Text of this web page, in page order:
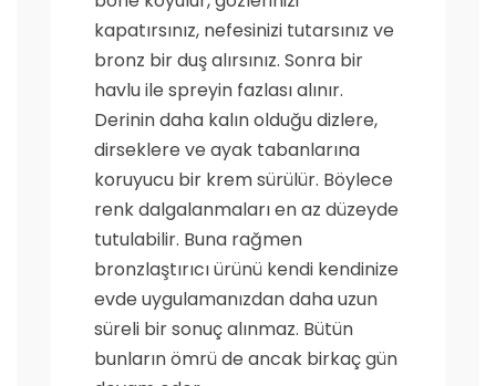
kapatırsınız, nefesinizi tutarsınız ve
bronz bir duş alırsınız. Sonra bir
havlu ile spreyin fazlası alınır.
Derinin daha kalın olduğu dizlere,
dirseklere ve ayak tabanlarına
koruyucu bir krem sürülür. Böylece
renk dalgalanmaları en az düzeyde
tutulabilir. Buna rağmen
bronzlaştırıcı ürünü kendi kendinize
evde uygulamanızdan daha uzun
süreli bir sonuç alınmaz. Bütün
bunların ömrü de ancak birkaç gün